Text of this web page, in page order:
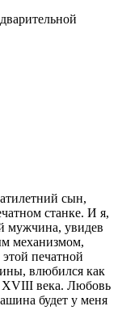
сын,
станке. И я,
мужчина, увидев
механизмом,
печатной
влюбился как
XVIII века. Любовь
будет у меня